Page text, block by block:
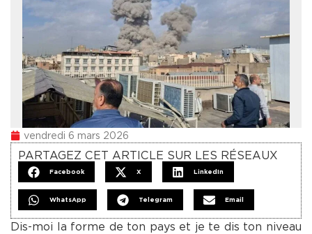
vendredi 6 mars 2026
PARTAGEZ CET ARTICLE SUR LES RÉSEAUX
Facebook X LinkedIn
WhatsApp Telegram Email
Dis-moi la forme de ton pays et je te dis ton niveau